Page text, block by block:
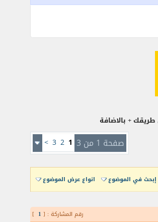
صفحة 1 من 3 1
2
3
>
إبحث في الموضوع انواع عرض الموضوع
رقم المشاركة : [ 1
]